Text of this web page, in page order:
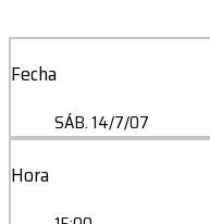
Fecha
SÁB. 14/7/07
Hora